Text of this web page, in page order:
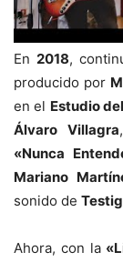
En 2018,
producido por
en el Estudio
Álvaro Villagra
«Nunca
Mariano
sonido de
Ahora, con la